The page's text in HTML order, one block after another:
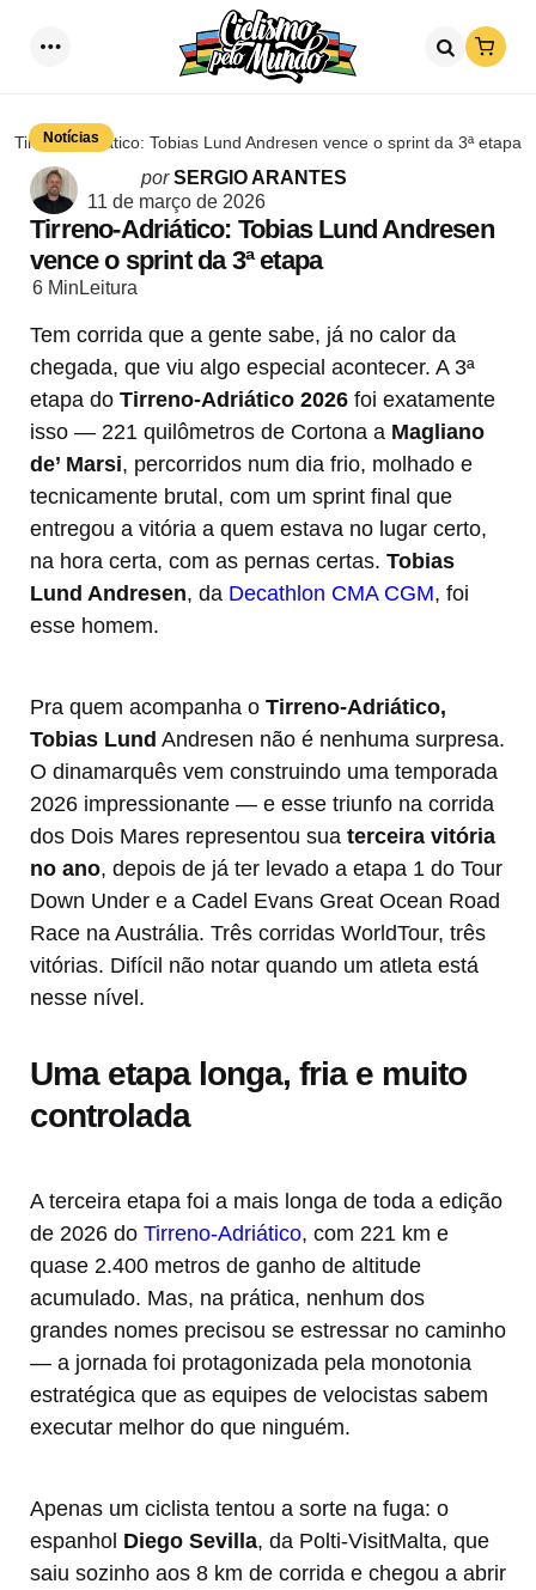
Loja
Notícias
Tirreno-Adriático: Tobias Lund Andresen vence o sprint da 3ª etapa
Postado
por
porSERGIO ARANTES
11 de março de 2026
Tirreno-Adriático: Tobias Lund Andresen
vence o sprint da 3ª etapa
6 Min Leitura
Tem corrida que a gente sabe, já no calor da
chegada, que viu algo especial acontecer. A 3ª
etapa do Tirreno-Adriático 2026 foi exatamente
isso — 221 quilômetros de Cortona a Magliano
de’ Marsi, percorridos num dia frio, molhado e
tecnicamente brutal, com um sprint final que
entregou a vitória a quem estava no lugar certo,
na hora certa, com as pernas certas. Tobias
Lund Andresen, da Decathlon CMA CGM, foi
esse homem.
Pra quem acompanha o Tirreno-Adriático,
Tobias Lund Andresen não é nenhuma surpresa.
O dinamarquês vem construindo uma temporada
2026 impressionante — e esse triunfo na corrida
dos Dois Mares representou sua terceira vitória
no ano, depois de já ter levado a etapa 1 do Tour
Down Under e a Cadel Evans Great Ocean Road
Race na Austrália. Três corridas WorldTour, três
vitórias. Difícil não notar quando um atleta está
nesse nível.
Uma etapa longa, fria e muito
controlada
A terceira etapa foi a mais longa de toda a edição
de 2026 do Tirreno-Adriático, com 221 km e
quase 2.400 metros de ganho de altitude
acumulado. Mas, na prática, nenhum dos
grandes nomes precisou se estressar no caminho
— a jornada foi protagonizada pela monotonia
estratégica que as equipes de velocistas sabem
executar melhor do que ninguém.
Apenas um ciclista tentou a sorte na fuga: o
espanhol Diego Sevilla, da Polti-VisitMalta, que
saiu sozinho aos 8 km de corrida e chegou a abrir